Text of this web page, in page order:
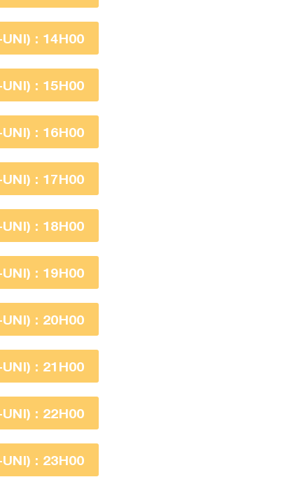
: 14H00
: 15H00
: 16H00
: 17H00
: 18H00
: 19H00
: 20H00
: 21H00
: 22H00
: 23H00